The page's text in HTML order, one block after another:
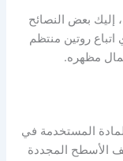
بعض النصائح
روتين منتظم
مظهره.
المستخدمة في
الأسطح المجددة